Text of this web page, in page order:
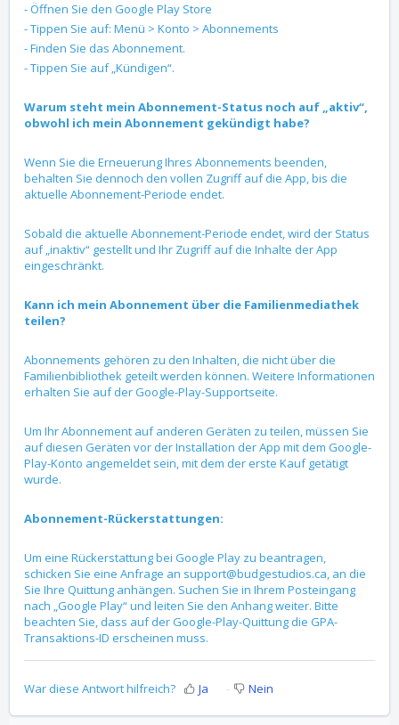
- Öffnen Sie den Google Play Store
- Tippen Sie auf: Menü > Konto > Abonnements
- Finden Sie das Abonnement.
- Tippen Sie auf „Kündigen“.
Warum steht mein Abonnement-Status noch auf „aktiv“,
obwohl ich mein Abonnement gekündigt habe?
Wenn Sie die Erneuerung Ihres Abonnements beenden,
behalten Sie dennoch den vollen Zugriff auf die App, bis die
aktuelle Abonnement-Periode endet.
Sobald die aktuelle Abonnement-Periode endet, wird der Status
auf „inaktiv“ gestellt und Ihr Zugriff auf die Inhalte der App
eingeschränkt.
Kann ich mein Abonnement über die Familienmediathek
teilen?
Abonnements gehören zu den Inhalten, die nicht über die
Familienbibliothek geteilt werden können. Weitere Informationen
erhalten Sie auf der Google-Play-Supportseite.
Um Ihr Abonnement auf anderen Geräten zu teilen, müssen Sie
auf diesen Geräten vor der Installation der App mit dem Google-
Play-Konto angemeldet sein, mit dem der erste Kauf getätigt
wurde.
Abonnement-Rückerstattungen:
Um eine Rückerstattung bei Google Play zu beantragen,
schicken Sie eine Anfrage an support@budgestudios.ca, an die
Sie Ihre Quittung anhängen. Suchen Sie in Ihrem Posteingang
nach „Google Play“ und leiten Sie den Anhang weiter. Bitte
beachten Sie, dass auf der Google-Play-Quittung die GPA-
Transaktions-ID erscheinen muss.
War diese Antwort hilfreich? Ja Nein